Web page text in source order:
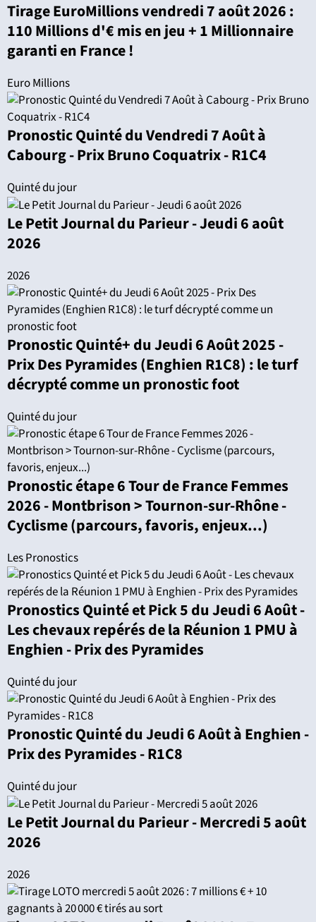
Tirage EuroMillions vendredi 7 août 2026 :
110 Millions d'€ mis en jeu + 1 Millionnaire
garanti en France !
Euro Millions
Pronostic Quinté du Vendredi 7 Août à
Cabourg - Prix Bruno Coquatrix - R1C4
Quinté du jour
Le Petit Journal du Parieur - Jeudi 6 août
2026
2026
Pronostic Quinté+ du Jeudi 6 Août 2025 -
Prix Des Pyramides (Enghien R1C8) : le turf
décrypté comme un pronostic foot
Quinté du jour
Pronostic étape 6 Tour de France Femmes
2026 - Montbrison > Tournon-sur-Rhône -
Cyclisme (parcours, favoris, enjeux...)
Les Pronostics
Pronostics Quinté et Pick 5 du Jeudi 6 Août -
Les chevaux repérés de la Réunion 1 PMU à
Enghien - Prix des Pyramides
Quinté du jour
Pronostic Quinté du Jeudi 6 Août à Enghien -
Prix des Pyramides - R1C8
Quinté du jour
Le Petit Journal du Parieur - Mercredi 5 août
2026
2026